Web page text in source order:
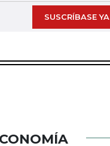
SUSCRÍBASE YA